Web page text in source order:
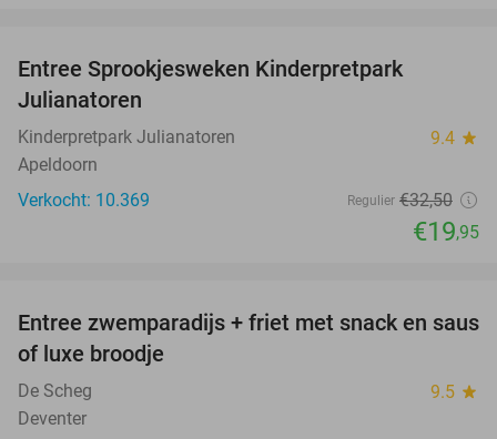
Entree Sprookjesweken Kinderpretpark
Julianatoren
Kinderpretpark Julianatoren 9.4 star
Apeldoorn
Verkocht: 10.369
Regulier €32,50
€19,95
20%
Entree zwemparadijs + friet met snack en saus
of luxe broodje
De Scheg 9.5 star
Deventer